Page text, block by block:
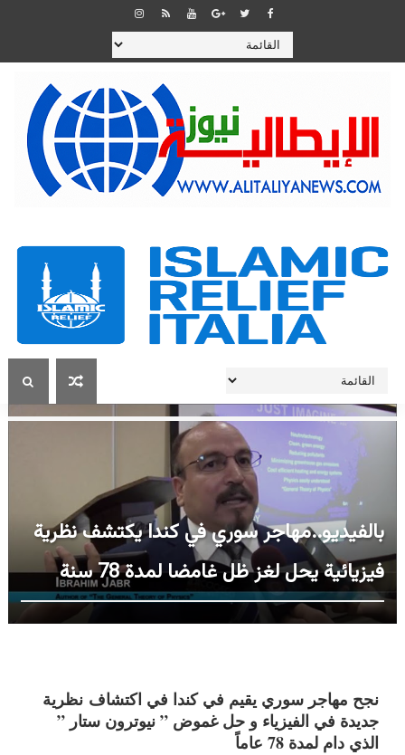
بالفيديو..مهاجر سوري في كندا يكتشف نظرية
فيزيائية يحل لغز ظل غامضا لمدة 78 سنة
نجح مهاجر سوري يقيم في كندا في اكتشاف نظرية
جديدة في الفيزياء و حل غموض ” نيوترون ستار ”
الذي دام لمدة 78 عاماً